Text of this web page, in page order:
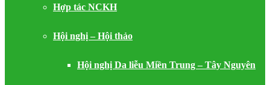
Hợp tác NCKH
Hội nghị – Hội thảo
Hội nghị Da liễu Miền Trung – Tây Nguyên